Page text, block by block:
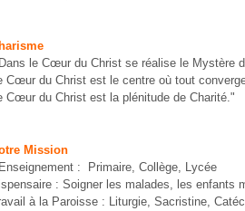
le Cœur du Christ se réalise le Mystère
Cœur du Christ est le centre où tout
Cœur du Christ est la plénitude de Charité."
Mission
: Primaire, Collège, Lycée
: Soigner les malades, les enfants
à la Paroisse : Liturgie, Sacristine,